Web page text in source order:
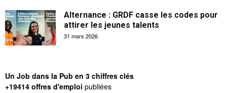
Alternance : GRDF casse les codes pour
attirer les jeunes talents
31 mars 2026
Un Job dans la Pub en 3 chiffres clés
+19414 offres d'emploi publiées